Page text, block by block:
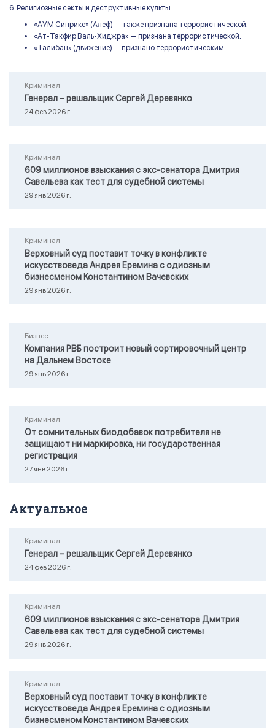
6. Религиозные секты и деструктивные культы
«АУМ Синрике» (Алеф) — также признана террористической.
«Ат-Такфир Валь-Хиджра» — признана террористической.
«Талибан» (движение) — признано террористическим.
Криминал
Генерал – решальщик Сергей Деревянко
24 фев 2026 г.
Криминал
609 миллионов взыскания с экс-сенатора Дмитрия
Савельева как тест для судебной системы
29 янв 2026 г.
Криминал
Верховный суд поставит точку в конфликте
искусствоведа Андрея Еремина с одиозным
бизнесменом Константином Вачевских
29 янв 2026 г.
Бизнес
Компания РВБ построит новый сортировочный центр
на Дальнем Востоке
29 янв 2026 г.
Криминал
От сомнительных биодобавок потребителя не
защищают ни маркировка, ни государственная
регистрация
27 янв 2026 г.
Актуальное
Криминал
Генерал – решальщик Сергей Деревянко
24 фев 2026 г.
Криминал
609 миллионов взыскания с экс-сенатора Дмитрия
Савельева как тест для судебной системы
29 янв 2026 г.
Криминал
Верховный суд поставит точку в конфликте
искусствоведа Андрея Еремина с одиозным
бизнесменом Константином Вачевских